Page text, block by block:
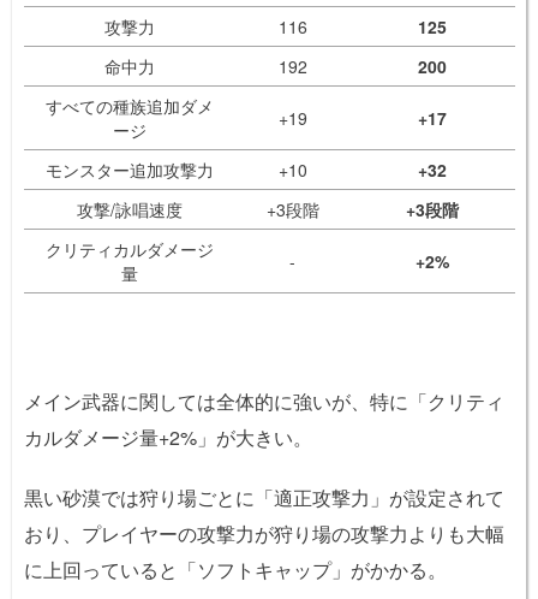
攻撃力
116
125
命中力
192
200
すべての種族追加ダメ
ージ
+19 +17
モンスター追加攻撃力 +10
+32
攻撃/詠唱速度
+3段階
+3段階
クリティカルダメージ
量
- +2%
メイン武器に関しては全体的に強いが、特に「クリティ
カルダメージ量+2%」が大きい。
黒い砂漠では狩り場ごとに「適正攻撃力」が設定されて
おり、プレイヤーの攻撃力が狩り場の攻撃力よりも大幅
に上回っていると「ソフトキャップ」がかかる。